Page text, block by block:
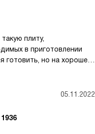
плиту,
в приготовлении
но на хорошем
но и намного
теперь отнимает
времени. А еще я могу
эксперименты. Так
05.11.2022